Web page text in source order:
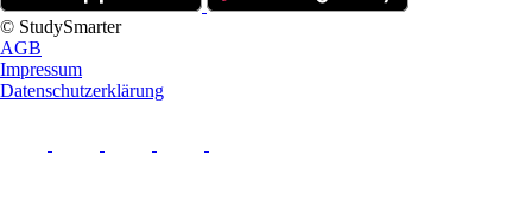
© StudySmarter
AGB
Impressum
Datenschutzerklärung